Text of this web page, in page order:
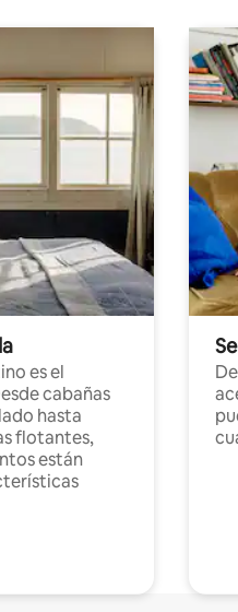
es el
cabañas
hasta
flotantes,
están